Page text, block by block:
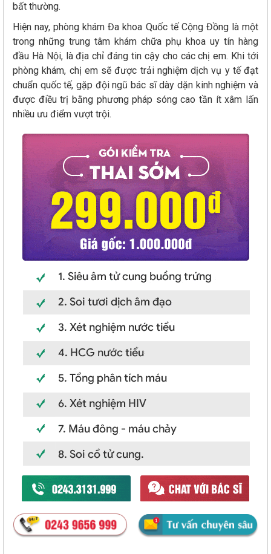
bất thường.
Hiện nay, phòng khám Đa khoa Quốc tế Cộng Đồng là một
trong những trung tâm khám chữa phụ khoa uy tín hàng
đầu Hà Nội, là địa chỉ đáng tin cậy cho các chị em. Khi tới
phòng khám, chị em sẽ được trải nghiệm dịch vụ y tế đạt
chuẩn quốc tế, gặp đội ngũ bác sĩ dày dặn kinh nghiệm và
được điều trị bằng phương pháp sóng cao tần ít xâm lấn
nhiều ưu điểm vượt trội.